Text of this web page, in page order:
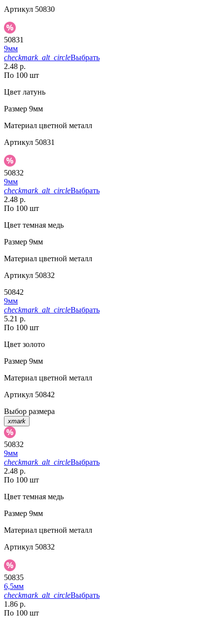
Артикул 50830
50831
9мм
checkmark_alt_circleВыбрать
2.48 р.
По 100 шт
Цвет латунь
Размер 9мм
Материал цветной металл
Артикул 50831
50832
9мм
checkmark_alt_circleВыбрать
2.48 р.
По 100 шт
Цвет темная медь
Размер 9мм
Материал цветной металл
Артикул 50832
50842
9мм
checkmark_alt_circleВыбрать
5.21 р.
По 100 шт
Цвет золото
Размер 9мм
Материал цветной металл
Артикул 50842
Выбор размера
xmark
50832
9мм
checkmark_alt_circleВыбрать
2.48 р.
По 100 шт
Цвет темная медь
Размер 9мм
Материал цветной металл
Артикул 50832
50835
6,5мм
checkmark_alt_circleВыбрать
1.86 р.
По 100 шт